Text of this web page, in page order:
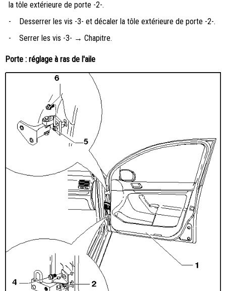
la tôle extérieure de porte -2-.
-
Desserrer les vis -3- et décaler la tôle extérieure de porte -2-.
-
Serrer les vis -3- → Chapitre.
Porte : réglage à ras de l'aile